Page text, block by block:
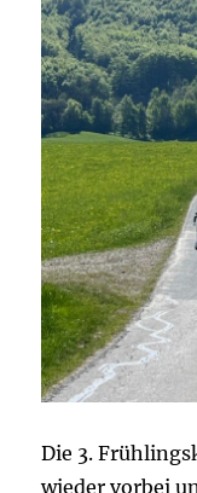
Die 3.
wieder vorbei